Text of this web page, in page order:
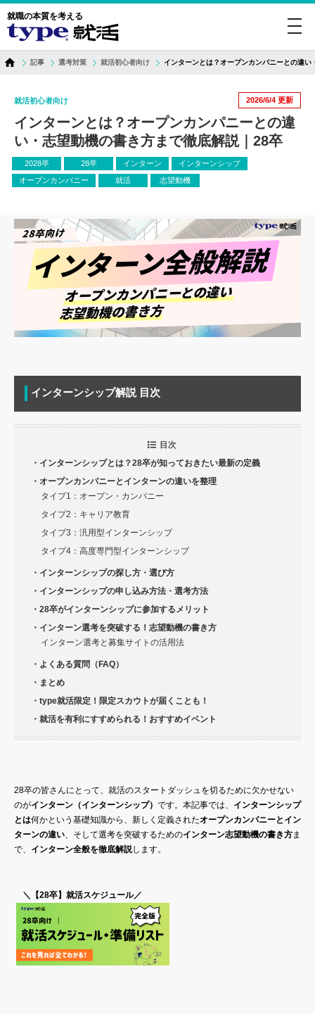
就職の本質を考える
記事 選考対策 就活初心者向け インターンとは？オープンカンパニーとの違
2026/6/4 更新
就活初心者向け
インターンとは？オープンカンパニーとの違
い・志望動機の書き方まで徹底解説｜28卒
2028卒 28卒 インターン
インターンシップ
オープンカンパニー
就活 志望動機
インターンシップ解説 目次
目次
・インターンシップとは？28卒が知っておきたい最新の定義
・オープンカンパニーとインターンの違いを整理
タイプ1：オープン・カンパニー
タイプ2：キャリア教育
タイプ3：汎用型インターンシップ
タイプ4：高度専門型インターンシップ
・インターンシップの探し方・選び方
・インターンシップの申し込み方法・選考方法
・28卒がインターンシップに参加するメリット
・インターン選考を突破する！志望動機の書き方
インターン選考と募集サイトの活用法
・よくある質問（FAQ）
・まとめ
・type就活限定！限定スカウトが届くことも！
・就活を有利にすすめられる！おすすめイベント
28卒の皆さんにとって、就活のスタートダッシュを切るために欠かせない
のがインターン（インターンシップ） です。本記事では、 インターンシップ
とは何かという基礎知識から、新しく定義されたオープンカンパニーとイン
ターンの違い 、そして選考を突破するためのインターン志望動機の書き方ま
で、 インターン全般を徹底解説します。
＼【28卒】就活スケジュール／